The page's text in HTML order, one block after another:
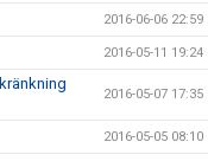
2016-06-06 22:59
2016-05-11 19:24
2016-05-07 17:35
2016-05-05 08:10